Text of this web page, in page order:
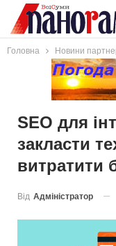
Головна Новини
SEO для
закласти
витратити
Від Адміністратор